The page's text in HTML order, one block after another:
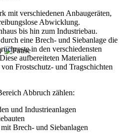
mit verschiedenen Anbaugeräten,
Abwicklung.
bis hin zum Industriebau.
eine Brech- und Siebanlage die
in den verschiedensten
aufbereiteten Materialien
Frostschutz- und Tragschichten
Abbruch zählen:
und Industrieanlagen
Brech- und Siebanlagen